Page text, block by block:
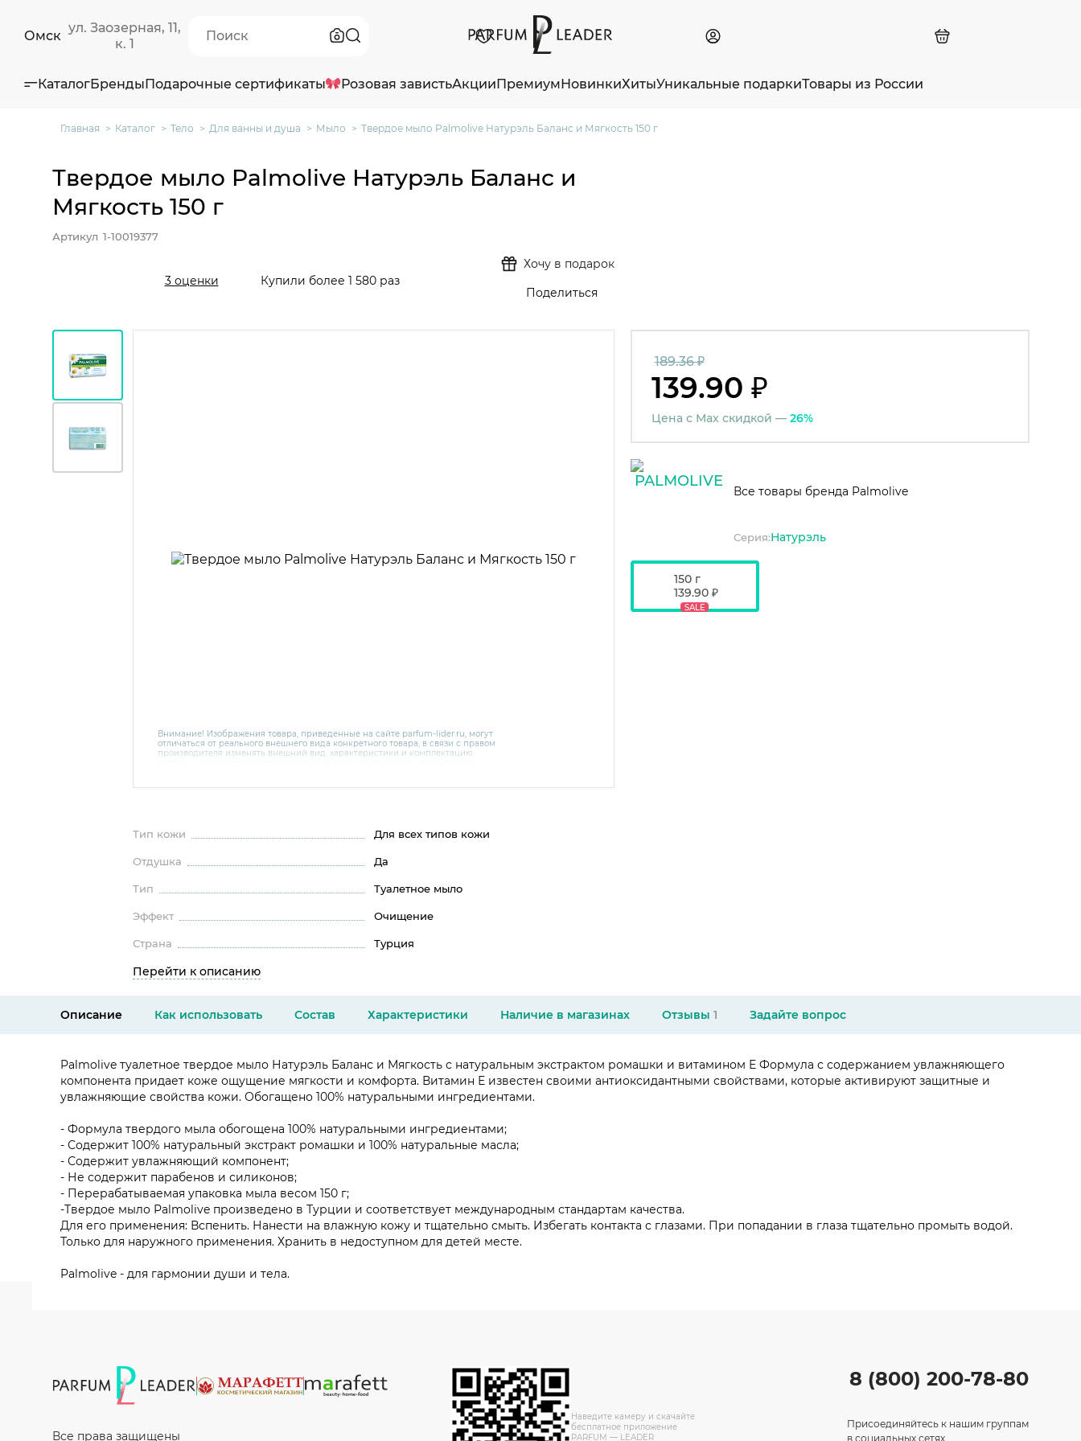
Омск
ул. Заозерная, 11,
к. 1
КаталогБрендыПодарочные сертификаты Розовая завистьАкцииПремиумНовинкиХитыУникальные подаркиТовары из России
Главная Каталог Тело Для ванны и душа Мыло Твердое мыло Palmolive Натурэль Баланс и Мягкость 150 г
Внимание! Изображения товара, приведенные на сайте parfum-lider.ru, могут
отличаться от реального внешнего вида конкретного товара, в связи с правом
производителя изменять внешний вид, характеристики и комплектацию
консультантов по номеру 8 800 200 78 80.
Твердое мыло Palmolive Натурэль Баланс и
Мягкость 150 г
Артикул 1-10019377
3 оценки Купили более 1 580 раз
Хочу в подарок
Поделиться
150 г
139.90 ₽
SALE
Тип кожи Для всех типов кожи
Отдушка Да
Тип Туалетное мыло
Эффект Очищение
Страна Турция
Перейти к описанию
189.36 ₽
139.90 ₽
Цена с Max скидкой — 26%
Все товары бренда Palmolive
Серия:Натурэль
Описание Как использовать Состав Характеристики Наличие в магазинах Отзывы 1 Задайте вопрос
Palmolive туалетное твердое мыло Натурэль Баланс и Мягкость с натуральным экстрактом ромашки и витамином Е Формула с содержанием увлажняющего
компонента придает коже ощущение мягкости и комфорта. Витамин Е известен своими антиоксидантными свойствами, которые активируют защитные и
увлажняющие свойства кожи. Обогащено 100% натуральными ингредиентами.
- Формула твердого мыла обогощена 100% натуральными ингредиентами;
- Содержит 100% натуральный экстракт ромашки и 100% натуральные масла;
- Содержит увлажняющий компонент;
- Не содержит парабенов и силиконов;
- Перерабатываемая упаковка мыла весом 150 г;
-Твердое мыло Palmolive произведено в Турции и соответствует международным стандартам качества.
Для его применения: Вспенить. Нанести на влажную кожу и тщательно смыть. Избегать контакта с глазами. При попадании в глаза тщательно промыть водой.
Только для наружного применения. Хранить в недоступном для детей месте.
Palmolive - для гармонии души и тела.
Все права защищены
Наведите камеру и скачайте
бесплатное приложение
PARFUM — LEADER
8 (800) 200-78-80
Присоединяйтесь к нашим группам
в социальных сетях